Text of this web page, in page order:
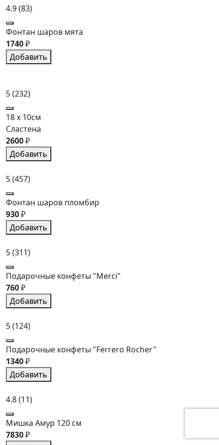
4.9(83)
Фонтан шаров мята
1740₽
Добавить
5(232)
18 x 10см
Сластена
2600₽
Добавить
5(457)
Фонтан шаров пломбир
930₽
Добавить
5(311)
Подарочные конфеты "Merci"
760₽
Добавить
5(124)
Подарочные конфеты "Ferrero Rocher"
1340₽
Добавить
4.8(11)
Мишка Амур 120 см
7830₽